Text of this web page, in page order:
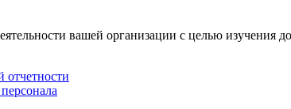
вашей организации с целью изучения